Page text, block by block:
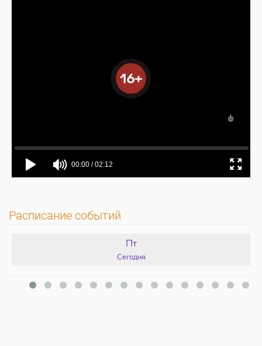
Расписание событий
Пт
Сегодня